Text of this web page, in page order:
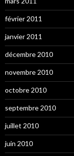
février 2011
janvier 2011
décembre 2010
novembre 2010
octobre 2010
septembre 2010
juillet 2010
juin 2010